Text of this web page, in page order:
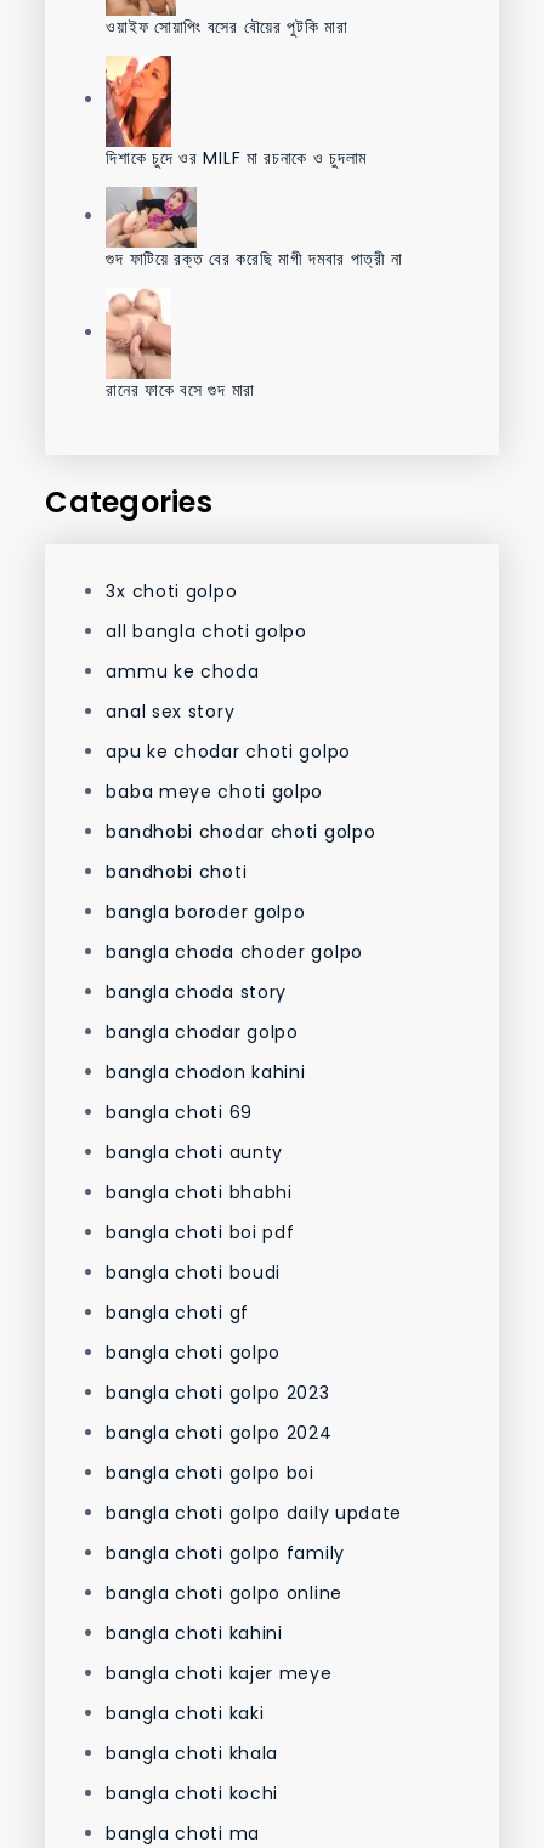
ওয়াইফ সোয়াপিং বসের বৌয়ের পুটকি মারা
দিশাকে চুদে ওর MILF মা রচনাকে ও চুদলাম
গুদ ফাটিয়ে রক্ত বের করেছি মাগী দমবার পাত্রী না
রানের ফাকে বসে গুদ মারা
Categories
3x choti golpo
all bangla choti golpo
ammu ke choda
anal sex story
apu ke chodar choti golpo
baba meye choti golpo
bandhobi chodar choti golpo
bandhobi choti
bangla boroder golpo
bangla choda choder golpo
bangla choda story
bangla chodar golpo
bangla chodon kahini
bangla choti 69
bangla choti aunty
bangla choti bhabhi
bangla choti boi pdf
bangla choti boudi
bangla choti gf
bangla choti golpo
bangla choti golpo 2023
bangla choti golpo 2024
bangla choti golpo boi
bangla choti golpo daily update
bangla choti golpo family
bangla choti golpo online
bangla choti kahini
bangla choti kajer meye
bangla choti kaki
bangla choti khala
bangla choti kochi
bangla choti ma